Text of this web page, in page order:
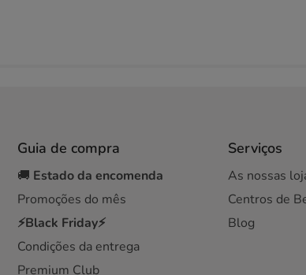
Guia de compra
🚚 Estado da encomenda
Promoções do mês
⚡Black Friday⚡
Condições da entrega
Premium Club
Serviços
As nossas
Centros de
Blog